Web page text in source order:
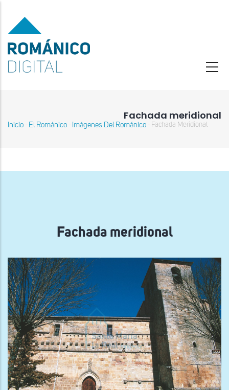
contenido
principal
Fachada meridional
Sobrescribir
navegación
Inicio - El Románico - Imágenes Del Románico - Fachada Meridional
Fachada meridional